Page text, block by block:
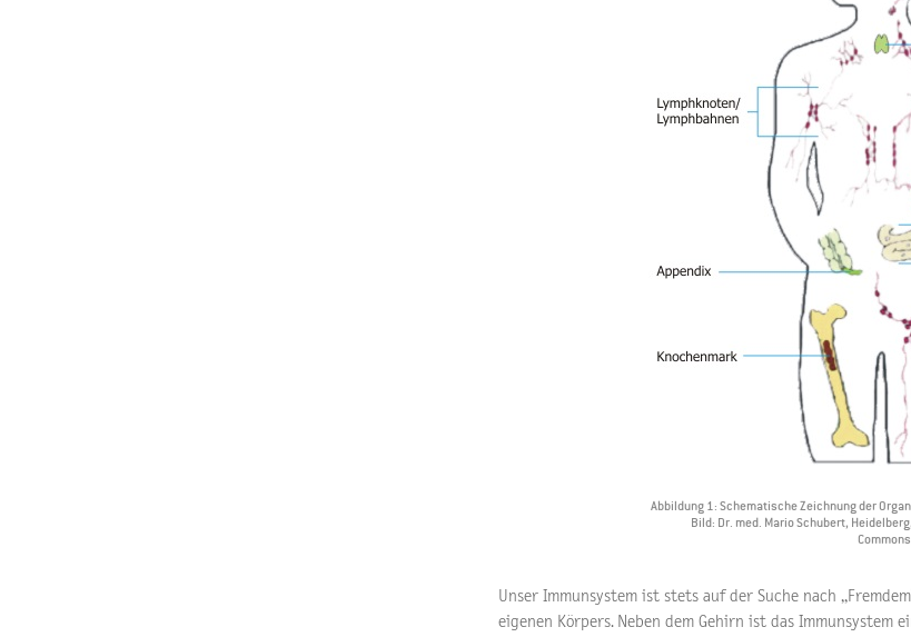
Abbildung 1: Schematische Zeichnung der
Bild: Dr. med. Mario Schubert,
Unser Immunsystem ist stets auf der Suche nach
eigenen Körpers. Neben dem Gehirn ist das Immunsystem